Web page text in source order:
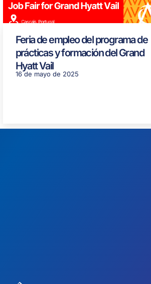
Feria de empleo del programa de
prácticas y formación del Grand
Hyatt Vail
16 de mayo de 2025